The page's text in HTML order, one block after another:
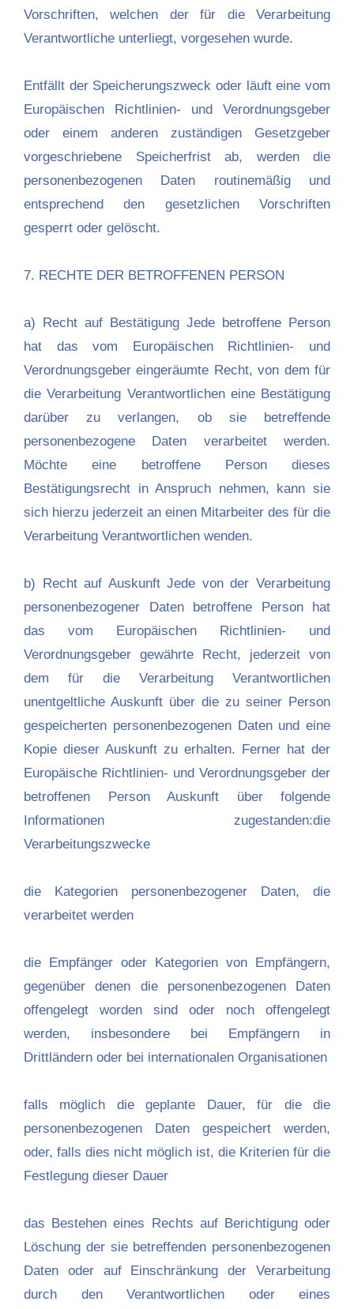
Vorschriften, welchen der für die Verarbeitung
Verantwortliche unterliegt, vorgesehen wurde.
Entfällt der Speicherungszweck oder läuft eine vom
Europäischen Richtlinien- und Verordnungsgeber
oder einem anderen zuständigen Gesetzgeber
vorgeschriebene Speicherfrist ab, werden die
personenbezogenen Daten routinemäßig und
entsprechend den gesetzlichen Vorschriften
gesperrt oder gelöscht.
7. RECHTE DER BETROFFENEN PERSON
a) Recht auf Bestätigung Jede betroffene Person
hat das vom Europäischen Richtlinien- und
Verordnungsgeber eingeräumte Recht, von dem für
die Verarbeitung Verantwortlichen eine Bestätigung
darüber zu verlangen, ob sie betreffende
personenbezogene Daten verarbeitet werden.
Möchte eine betroffene Person dieses
Bestätigungsrecht in Anspruch nehmen, kann sie
sich hierzu jederzeit an einen Mitarbeiter des für die
Verarbeitung Verantwortlichen wenden.
b) Recht auf Auskunft Jede von der Verarbeitung
personenbezogener Daten betroffene Person hat
das vom Europäischen Richtlinien- und
Verordnungsgeber gewährte Recht, jederzeit von
dem für die Verarbeitung Verantwortlichen
unentgeltliche Auskunft über die zu seiner Person
gespeicherten personenbezogenen Daten und eine
Kopie dieser Auskunft zu erhalten. Ferner hat der
Europäische Richtlinien- und Verordnungsgeber der
betroffenen Person Auskunft über folgende
Informationen zugestanden:die
Verarbeitungszwecke
die Kategorien personenbezogener Daten, die
verarbeitet werden
die Empfänger oder Kategorien von Empfängern,
gegenüber denen die personenbezogenen Daten
offengelegt worden sind oder noch offengelegt
werden, insbesondere bei Empfängern in
Drittländern oder bei internationalen Organisationen
falls möglich die geplante Dauer, für die die
personenbezogenen Daten gespeichert werden,
oder, falls dies nicht möglich ist, die Kriterien für die
Festlegung dieser Dauer
das Bestehen eines Rechts auf Berichtigung oder
Löschung der sie betreffenden personenbezogenen
Daten oder auf Einschränkung der Verarbeitung
durch den Verantwortlichen oder eines